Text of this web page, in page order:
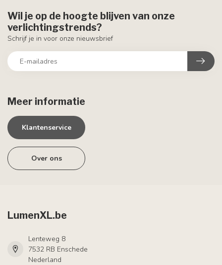
Meer informatie
Klantenservice
Over ons
Wil je op de hoogte blijven van onze
verlichtingstrends?
Schrijf je in voor onze nieuwsbrief
LumenXL.be
Lenteweg 8
7532 RB Enschede
Nederland